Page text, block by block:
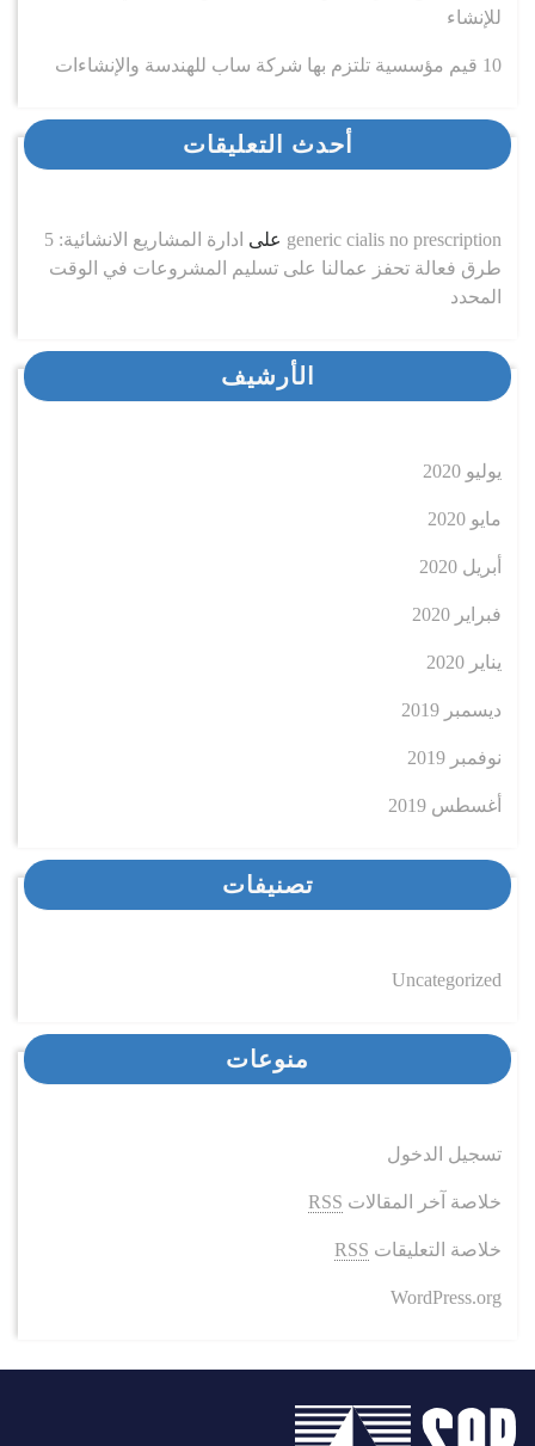
للإنشاء
10 قيم مؤسسية تلتزم بها شركة ساب للهندسة والإنشاءات
أحدث التعليقات
generic cialis no prescription على
ادارة المشاريع الانشائية: 5
طرق فعالة تحفز عمالنا على تسليم المشروعات في الوقت
المحدد
الأرشيف
يوليو 2020
مايو 2020
أبريل 2020
فبراير 2020
يناير 2020
ديسمبر 2019
نوفمبر 2019
أغسطس 2019
تصنيفات
Uncategorized
منوعات
تسجيل الدخول
خلاصة آخر المقالات RSS
خلاصة التعليقات RSS
WordPress.org